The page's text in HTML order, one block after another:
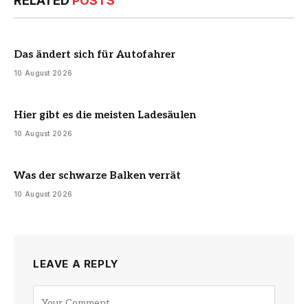
Das ändert sich für Autofahrer
10 August 2026
Hier gibt es die meisten Ladesäulen
10 August 2026
Was der schwarze Balken verrät
10 August 2026
LEAVE A REPLY